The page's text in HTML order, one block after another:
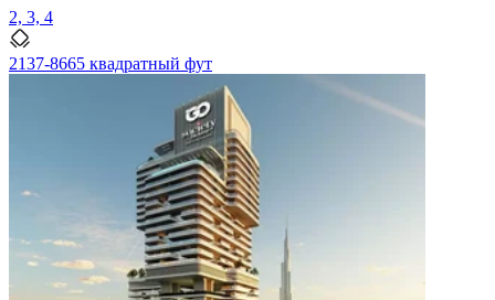
2, 3, 4
2137-8665 квадратный фут